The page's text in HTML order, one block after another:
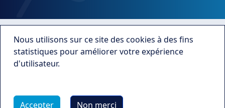
Menu bottom
Mentions légales
Nous utilisons sur ce site des cookies à des fins
statistiques pour améliorer votre expérience
d'utilisateur.
Accepter
Non merci